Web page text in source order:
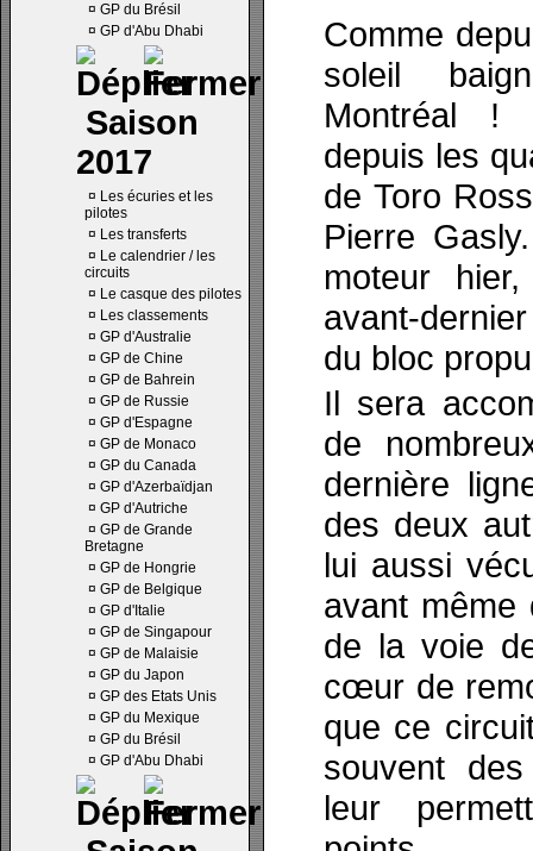
¤ GP du Brésil
¤ GP d'Abu Dhabi
Saison
2017
¤ Les écuries et les
pilotes
¤ Les transferts
¤ Le calendrier / les
circuits
¤ Le casque des pilotes
¤ Les classements
¤ GP d'Australie
¤ GP de Chine
¤ GP de Bahrein
¤ GP de Russie
¤ GP d'Espagne
¤ GP de Monaco
¤ GP du Canada
¤ GP d'Azerbaïdjan
¤ GP d'Autriche
¤ GP de Grande
Bretagne
¤ GP de Hongrie
¤ GP de Belgique
¤ GP d'Italie
¤ GP de Singapour
¤ GP de Malaisie
¤ GP du Japon
¤ GP des Etats Unis
¤ GP du Mexique
¤ GP du Brésil
¤ GP d'Abu Dhabi
Comme
soleil
Montréal !
depuis les
de Toro
Pierre
moteur
avant-
du bloc
Il sera
de
dernière
des deux
lui aussi
avant même
de la voie
cœur de
que ce
souvent
leur